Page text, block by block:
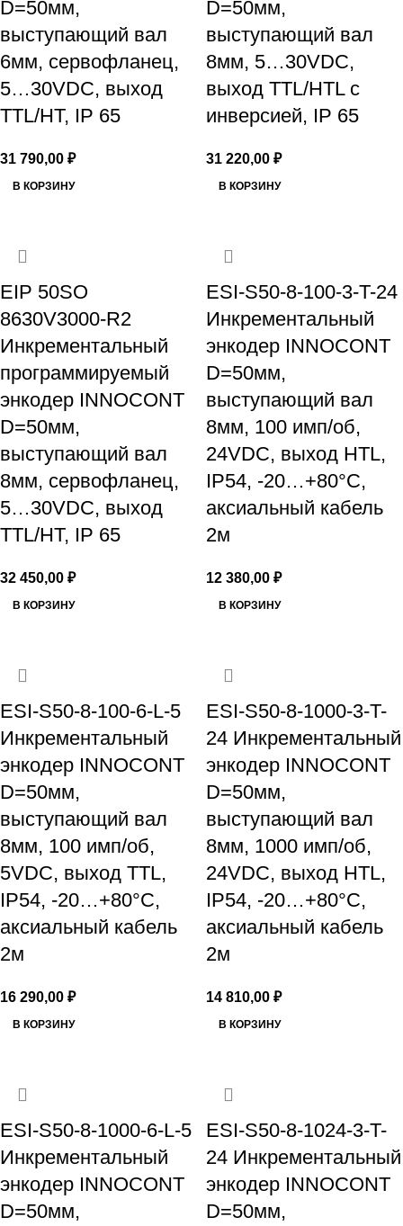
D=50мм,
выступающий вал
6мм, сервофланец,
5…30VDC, выход
TTL/HT, IP 65
31 790,00 ₽
В КОРЗИНУ
D=50мм,
выступающий вал
8мм, 5…30VDC,
выход TTL/HTL с
инверсией, IP 65
31 220,00 ₽
В КОРЗИНУ
EIP 50SO
8630V3000-R2
Инкрементальный
программируемый
энкодер INNOCONT
D=50мм,
выступающий вал
8мм, сервофланец,
5…30VDC, выход
TTL/HT, IP 65
32 450,00 ₽
В КОРЗИНУ
ESI-S50-8-100-3-T-24
Инкрементальный
энкодер INNOCONT
D=50мм,
выступающий вал
8мм, 100 имп/об,
24VDC, выход HTL,
IP54, -20…+80°C,
аксиальный кабель
2м
12 380,00 ₽
В КОРЗИНУ
ESI-S50-8-100-6-L-5
Инкрементальный
энкодер INNOCONT
D=50мм,
выступающий вал
8мм, 100 имп/об,
5VDC, выход TTL,
IP54, -20…+80°C,
аксиальный кабель
2м
16 290,00 ₽
В КОРЗИНУ
ESI-S50-8-1000-3-T-
24 Инкрементальный
энкодер INNOCONT
D=50мм,
выступающий вал
8мм, 1000 имп/об,
24VDC, выход HTL,
IP54, -20…+80°C,
аксиальный кабель
2м
14 810,00 ₽
В КОРЗИНУ
ESI-S50-8-1000-6-L-5
Инкрементальный
энкодер INNOCONT
D=50мм,
ESI-S50-8-1024-3-T-
24 Инкрементальный
энкодер INNOCONT
D=50мм,